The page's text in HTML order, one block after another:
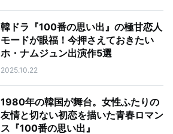
韓ドラ『100番の思い出』の極甘恋人
モードが眼福！今押さえておきたい
ホ・ナムジュン出演作5選
2025.10.22
1980年の韓国が舞台。女性ふたりの
友情と切ない初恋を描いた青春ロマン
ス『100番の思い出』